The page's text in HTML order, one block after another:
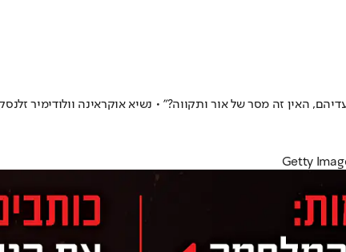
האין זה מסר של אור ותקווה?" • נשיא אוקראינה וולודימיר